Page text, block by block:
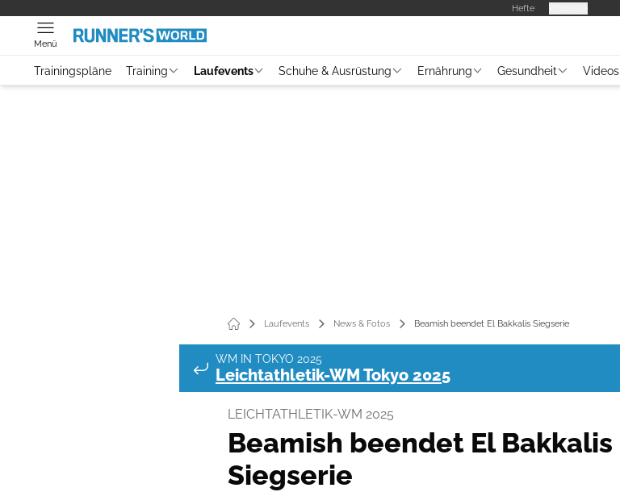
Hefte
Menü
Trainingspläne Training Laufevents Schuhe & Ausrüstung Ernährung Gesundheit Videos
Laufevents News & Fotos Beamish beendet El Bakkalis Siegserie
WM IN TOKYO 2025
Leichtathletik-WM Tokyo 2025
LEICHTATHLETIK-WM 2025
Beamish beendet El Bakkalis
Siegserie